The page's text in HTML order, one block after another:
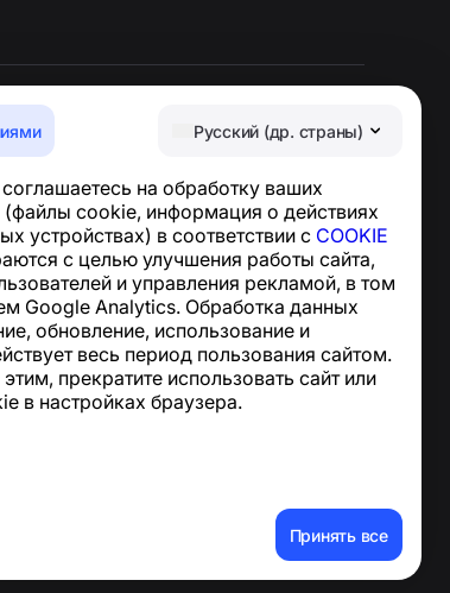
Русский (др. страны)
на обработку ваших
cookie, информация о действиях
устройствах) в соответствии с COOKIE
с целью улучшения работы сайта,
и управления рекламой, в том
Google Analytics. Обработка данных
обновление, использование и
весь период пользования сайтом.
прекратите использовать сайт или
в настройках браузера.
Принять все
Новости и статьи
О проекте
Контакты